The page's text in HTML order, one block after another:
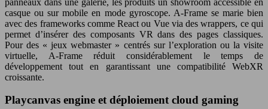
casque ou sur mobile en mode gyroscope. A-Frame se marie bien
avec des frameworks comme React ou Vue via des wrappers, ce qui
permet d’insérer des composants VR dans des pages classiques.
Pour des « jeux webmaster » centrés sur l’exploration ou la visite
virtuelle, A-Frame réduit considérablement le temps de
développement tout en garantissant une compatibilité WebXR
croissante.
Playcanvas engine et déploiement cloud gaming